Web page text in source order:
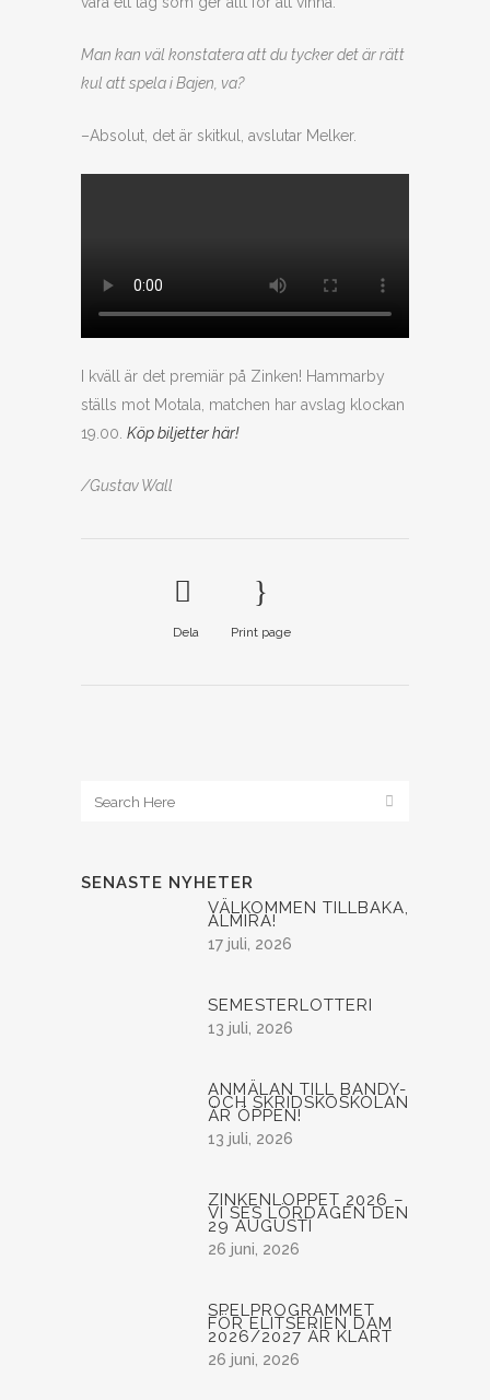
Man kan väl konstatera att du tycker det är rätt
kul att spela i Bajen, va?
–Absolut, det är skitkul, avslutar Melker.
I kväll är det premiär på Zinken! Hammarby
ställs mot Motala, matchen har avslag klockan
19.00. Köp biljetter här!
/Gustav Wall
Dela Print page
SENASTE NYHETER
VÄLKOMMEN TILLBAKA,
ALMIRA!
17 juli, 2026
SEMESTERLOTTERI
13 juli, 2026
ANMÄLAN TILL BANDY-
OCH SKRIDSKOSKOLAN
ÄR ÖPPEN!
13 juli, 2026
ZINKENLOPPET 2026 –
VI SES LÖRDAGEN DEN
29 AUGUSTI
26 juni, 2026
SPELPROGRAMMET
FÖR ELITSERIEN DAM
2026/2027 ÄR KLART
26 juni, 2026